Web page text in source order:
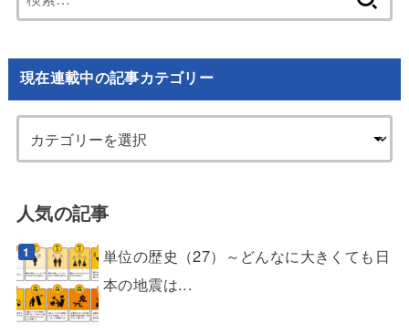
索:
現在連載中の記事カテゴリー
人気の記事
単位の歴史（27）～どんなに大きくても日
本の地震は...